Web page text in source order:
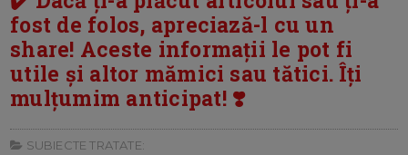
fost de folos, apreciază-l cu un
share! Aceste informații le pot fi
utile și altor mămici sau tătici. Îți
mulțumim anticipat! ❣️
SUBIECTE TRATATE: